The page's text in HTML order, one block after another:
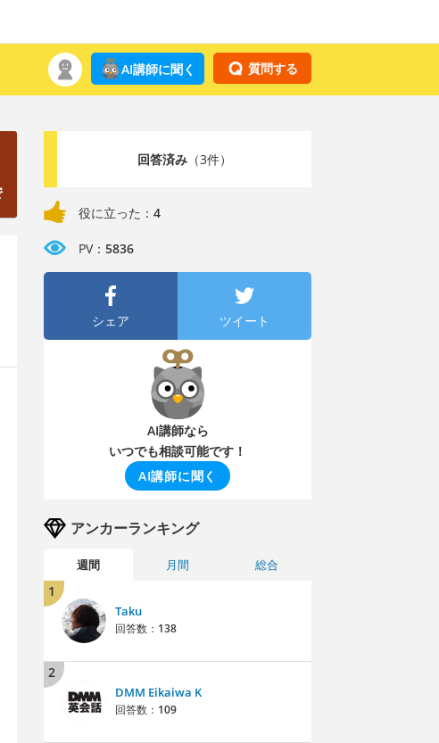
質問する
AI講師に聞く
回答済み（3件）
役に立った： 4
PV： 5836
シェア ツイート
AI講師なら
いつでも相談可能です！
AI講師に聞く
アンカーランキング
週間 月間 総合
1
Taku
回答数： 138
2
DMM Eikaiwa K
回答数： 109